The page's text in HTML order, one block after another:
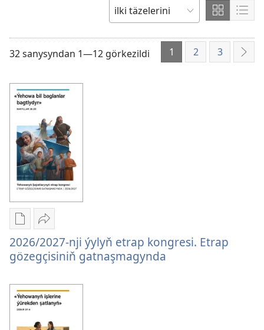
saýlaň
TERTIPLEŞDIRIŇ:
Tablisa
32 sanysyndan 1—12 görkezildi 1 2 3
Edebiýatlary
ýüklemegiň
görnüşleri
2026/2027-
nji
ýylyň
etrap
kongresi.
Paýlaşyň
2026/2027-
nji
ýylyň
etrap
kongresi.
Etrap
gözegçisiniň
2026/2027-nji ýylyň etrap kongresi. Etrap
gözegçisiniň gatnaşmagynda